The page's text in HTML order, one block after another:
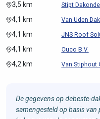
3,5 km Stipt
4,1 km Van Uden
4,1 km JNS Roof
4,1 km Ouco B.V.
4,2 km Van Stiphout
De gegevens op debeste-
samengesteld op basis van